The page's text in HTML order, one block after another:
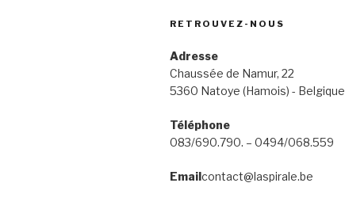
RETROUVEZ-NOUS
Adresse
Chaussée de Namur, 22
5360 Natoye (Hamois) - Belgique
Téléphone
083/690.790. – 0494/068.559
Emailcontact@laspirale.be